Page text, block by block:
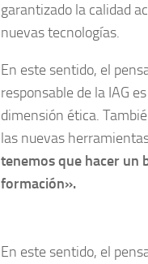
garantizado la calidad
nuevas tecnologías.
En este sentido, el
responsable de la IAG
dimensión ética.
las nuevas
tenemos que hacer un
formación».
En este sentido, el